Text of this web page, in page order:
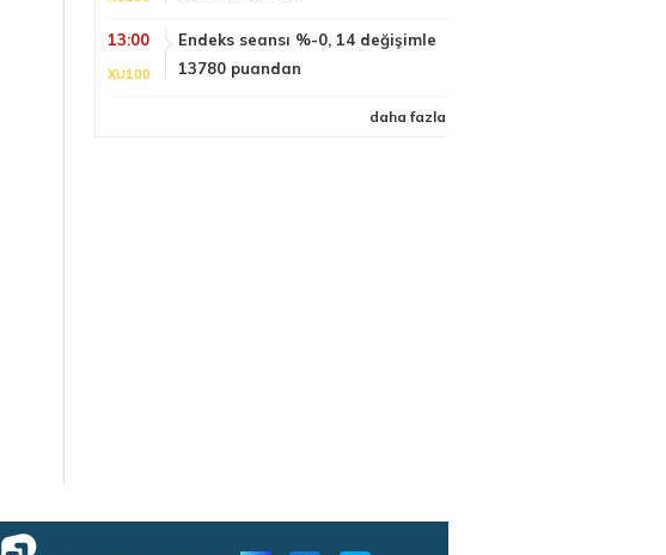
13:00
XU100
Endeks seansı %-0, 14 değişimle
13780 puandan
daha fazla